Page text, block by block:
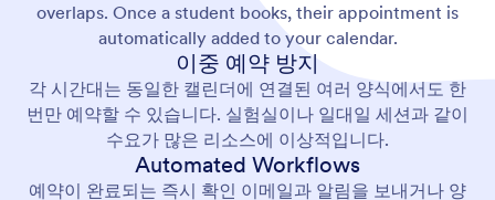
overlaps. Once a student books, their appointment is
automatically added to your calendar.
이중 예약 방지
각 시간대는 동일한 캘린더에 연결된 여러 양식에서도 한
번만 예약할 수 있습니다. 실험실이나 일대일 세션과 같이
수요가 많은 리소스에 이상적입니다.
Automated Workflows
예약이 완료되는 즉시 확인 이메일과 알림을 보내거나 양